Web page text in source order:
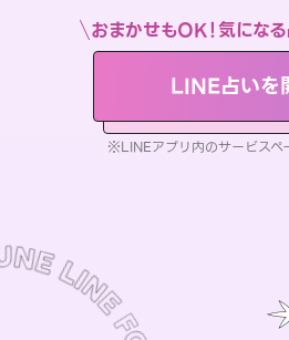
おまかせもOK！気にな
LINE占いを
※LINEアプリ内のサービスペ